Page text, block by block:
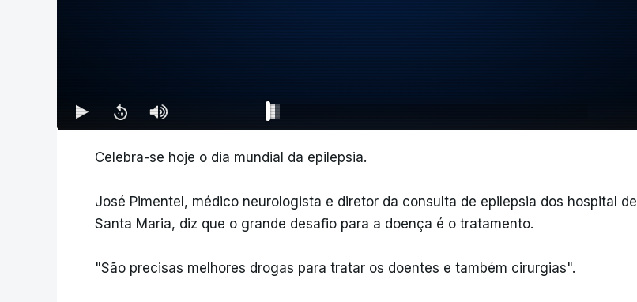
Celebra-se hoje o dia mundial da epilepsia.
José Pimentel, médico neurologista e diretor da consulta de epilepsia dos hospital de
Santa Maria, diz que o grande desafio para a doença é o tratamento.
"São precisas melhores drogas para tratar os doentes e também cirurgias".